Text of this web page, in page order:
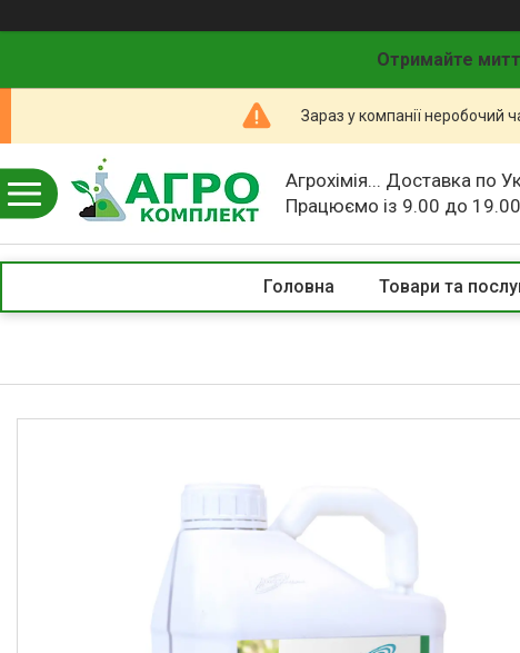
Отримайте
Зараз у компанії неробочий
Агрохімія... Доставка по
Працюємо із 9.00 до
Головна Товари та